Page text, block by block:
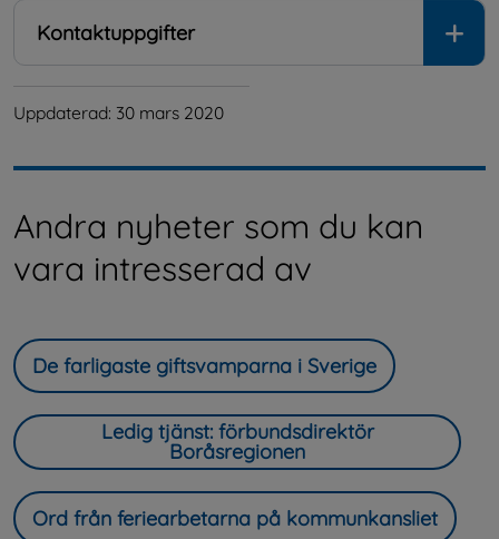
Kontaktuppgifter
Uppdaterad: 30 mars 2020
Andra nyheter som du kan
vara intresserad av
De farligaste giftsvamparna i Sverige
Ledig tjänst: förbundsdirektör
Boråsregionen
Ord från feriearbetarna på kommunkansliet